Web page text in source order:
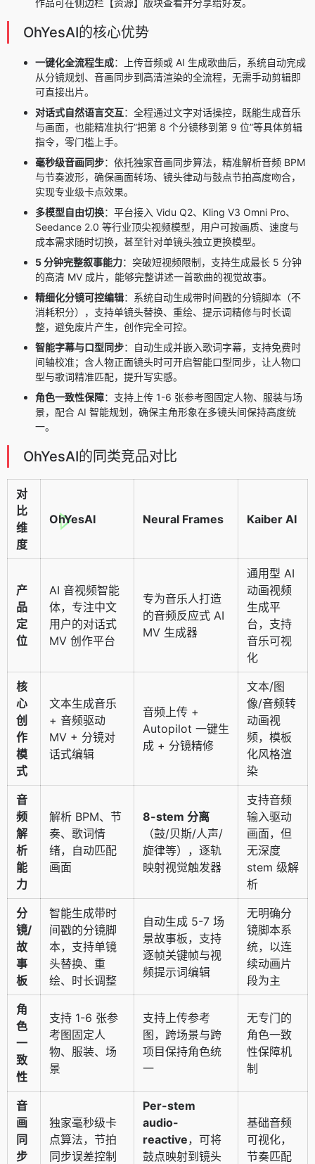
OhYesAI的核心优势
一键化全流程生成：上传音频或 AI 生成歌曲后，系统自动完成
从分镜规划、音画同步到高清渲染的全流程，无需手动剪辑即
可直接出片。
对话式自然语言交互：全程通过文字对话操控，既能生成音乐
与画面，也能精准执行”把第 8 个分镜移到第 9 位”等具体剪辑
指令，零门槛上手。
毫秒级音画同步：依托独家音画同步算法，精准解析音频 BPM
与节奏波形，确保画面转场、镜头律动与鼓点节拍高度吻合，
实现专业级卡点效果。
多模型自由切换：平台接入 Vidu Q2、Kling V3 Omni Pro、
Seedance 2.0 等行业顶尖视频模型，用户可按画质、速度与
成本需求随时切换，甚至针对单镜头独立更换模型。
5 分钟完整叙事能力：突破短视频限制，支持生成最长 5 分钟
的高清 MV 成片，能够完整讲述一首歌曲的视觉故事。
精细化分镜可控编辑：系统自动生成带时间戳的分镜脚本（不
消耗积分），支持单镜头替换、重绘、提示词精修与时长调
整，避免废片产生，创作完全可控。
智能字幕与口型同步：自动生成并嵌入歌词字幕，支持免费时
间轴校准；含人物正面镜头时可开启智能口型同步，让人物口
型与歌词精准匹配，提升写实感。
角色一致性保障：支持上传 1-6 张参考图固定人物、服装与场
景，配合 AI 智能规划，确保主角形象在多镜头间保持高度统
一。
OhYesAI的同类竞品对比
对
比
维
度
OhYesAI Neural Frames Kaiber AI
产
品
定
位
AI 音视频智能
体，专注中文
用户的对话式
MV 创作平台
专为音乐人打造
的音频反应式 AI
MV 生成器
通用型 AI
动画视频
生成平
台，支持
音乐可视
化
核
心
创
作
模
式
文本生成音乐
+ 音频驱动
MV + 分镜对
话式编辑
音频上传 +
Autopilot 一键生
成 + 分镜精修
文本/图
像/音频转
动画视
频，模板
化风格渲
染
音
频
解
析
能
力
解析 BPM、节
奏、歌词情
绪，自动匹配
画面
8-stem 分离
（鼓/贝斯/人声/
旋律等），逐轨
映射视觉触发器
支持音频
输入驱动
画面，但
无深度
stem 级解
析
分
镜/
故
事
板
智能生成带时
间戳的分镜脚
本，支持单镜
头替换、重
绘、时长调整
自动生成 5-7 场
景故事板，支持
逐帧关键帧与视
频提示词编辑
无明确分
镜脚本系
统，以连
续动画片
段为主
角
色
一
致
性
支持 1-6 张参
考图固定人
物、服装、场
景
支持上传参考
图，跨场景与跨
项目保持角色统
一
无专门的
角色一致
性保障机
制
音
画
同
步
独家毫秒级卡
点算法，节拍
同步误差控制
Per-stem
audio-
reactive，可将
鼓点映射到镜头
基础音频
可视化，
节奏匹配